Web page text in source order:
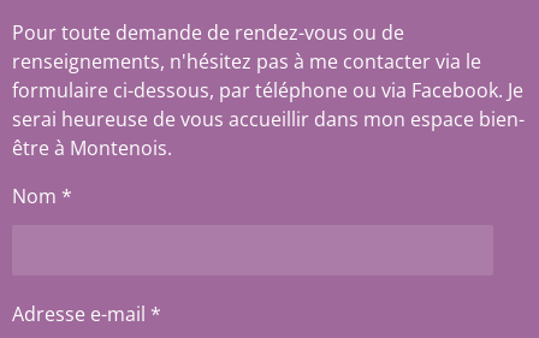
Pour toute demande de rendez-vous ou de
renseignements, n'hésitez pas à me contacter via le
formulaire ci-dessous, par téléphone ou via Facebook. Je
serai heureuse de vous accueillir dans mon espace bien-
être à Montenois.
Nom *
Adresse e-mail *